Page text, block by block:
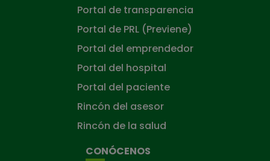
Portal de transparencia
Portal de PRL (Previene)
Portal del emprendedor
Portal del hospital
Portal del paciente
Rincón del asesor
Rincón de la salud
CONÓCENOS